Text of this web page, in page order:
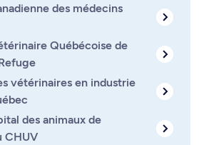
des médecins
Québécoise de
vétérinaires en industrie
des animaux de
CHUV